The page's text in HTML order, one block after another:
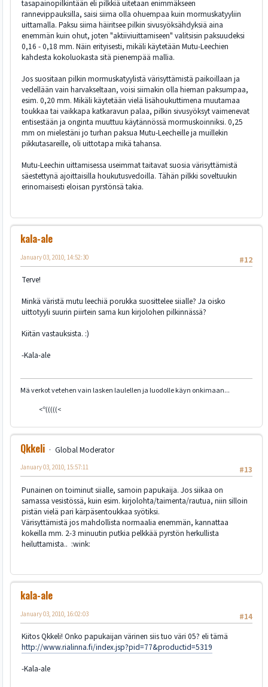
tasapainopilkintään eli pilkkiä uitetaan enimmäkseen
rannevippauksilla, saisi siima olla ohuempaa kuin mormuskatyyliin
uittamalla. Paksu siima häiritsee pilkin sivusyöksähdyksiä aina
enemmän kuin ohut, joten "aktiiviuittamiseen" valitsisin paksuudeksi
0,16 - 0,18 mm. Näin erityisesti, mikäli käytetään Mutu-Leechien
kahdesta kokoluokasta sitä pienempää mallia.
Jos suositaan pilkin mormuskatyylistä värisyttämistä paikoillaan ja
vedellään vain harvakseltaan, voisi siimakin olla hieman paksumpaa,
esim. 0,20 mm. Mikäli käytetään vielä lisähoukuttimena muutamaa
toukkaa tai vaikkapa katkaravun palaa, pilkin sivusyöksyt vaimenevat
entisestään ja onginta muuttuu käytännössä mormuskoinniksi. 0,25
mm on mielestäni jo turhan paksua Mutu-Leecheille ja muillekin
pikkutasareille, oli uittotapa mikä tahansa.
Mutu-Leechin uittamisessa useimmat taitavat suosia värisyttämistä
säestettynä ajoittaisilla houkutusvedoilla. Tähän pilkki soveltuukin
erinomaisesti eloisan pyrstönsä takia.
kala-ale
#12
January 03, 2010, 14:52:30
Terve!
Minkä väristä mutu leechiä porukka suosittelee siialle? Ja oisko
uittotyyli suurin piirtein sama kun kirjolohen pilkinnässä?
Kiitän vastauksista. :)
-Kala-ale
Mä verkot vetehen vain lasken laulellen ja luodolle käyn onkimaan...
Qkkeli
Global Moderator
#13
January 03, 2010, 15:57:11
Punainen on toiminut siialle, samoin papukaija. Jos siikaa on
samassa vesistössä, kuin esim. kirjolohta/taimenta/rautua, niin silloin
pistän vielä pari kärpäsentoukkaa syötiksi.
Värisyttämistä jos mahdollista normaalia enemmän, kannattaa
kokeilla mm. 2-3 minuutin putkia pelkkää pyrstön herkullista
heiluttamista.. :wink:
kala-ale
#14
January 03, 2010, 16:02:03
Kiitos Qkkeli! Onko papukaijan värinen siis tuo väri 05? eli tämä
http://www.rialinna.fi/index.jsp?pid=77&productid=5319
-Kala-ale